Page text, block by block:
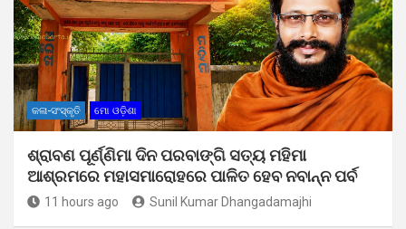
କଳା-ସଂସ୍କୃତି ମୋ ଓଡ଼ିଶା
ଶ୍ରାବଣ ପୂର୍ଣ୍ଣିମା ଦିନ ପରବାଙ୍ଗି ସତ୍ୟ ମହିମା
ଆଶ୍ରମରେ ମହାସମାରୋହରେ ପାଳିତ ହେବ ନବାନ୍ନ ପର୍ବ
11 hours ago Sunil Kumar Dhangadamajhi